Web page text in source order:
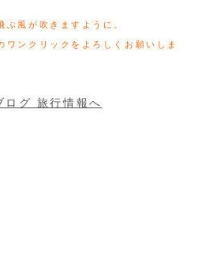
ぶ風が吹きますように。
ワンクリックをよろしくお願いしま